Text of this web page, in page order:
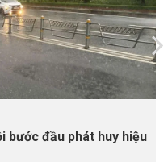
bước đầu phát huy hiệu